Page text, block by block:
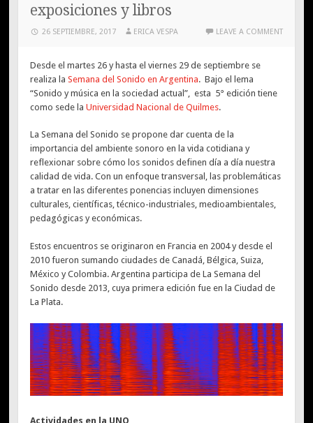
exposiciones y libros
26 SEPTIEMBRE, 2017 ERICA VESPA LEAVE A COMMENT
Desde el martes 26 y hasta el viernes 29 de septiembre se
realiza laSemana del Sonido en Argentina. Bajo el lema
“Sonido y música en la sociedad actual”, esta 5° edición tiene
como sede laUniversidad Nacional de Quilmes.
La Semana del Sonido se propone dar cuenta de la
importancia del ambiente sonoro en la vida cotidiana y
reflexionar sobre cómo los sonidos definen día a día nuestra
calidad de vida. Con un enfoque transversal, las problemáticas
a tratar en las diferentes ponencias incluyen dimensiones
culturales, científicas, técnico-industriales, medioambientales,
pedagógicas y económicas.
Estos encuentros se originaron en Francia en 2004 y desde el
2010 fueron sumando ciudades de Canadá, Bélgica, Suiza,
México y Colombia. Argentina participa de La Semana del
Sonido desde 2013, cuya primera edición fue en la Ciudad de
La Plata.
Actividades en la UNQ